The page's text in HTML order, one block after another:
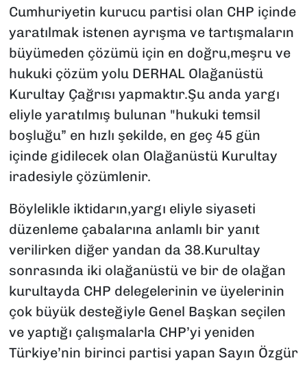
Cumhuriyetin kurucu partisi olan CHP içinde
yaratılmak istenen ayrışma ve tartışmaların
büyümeden çözümü için en doğru,meşru ve
hukuki çözüm yolu DERHAL Olağanüstü
Kurultay Çağrısı yapmaktır.Şu anda yargı
eliyle yaratılmış bulunan "hukuki temsil
boşluğu” en hızlı şekilde, en geç 45 gün
içinde gidilecek olan Olağanüstü Kurultay
iradesiyle çözümlenir.
Böylelikle iktidarın,yargı eliyle siyaseti
düzenleme çabalarına anlamlı bir yanıt
verilirken diğer yandan da 38.Kurultay
sonrasında iki olağanüstü ve bir de olağan
kurultayda CHP delegelerinin ve üyelerinin
çok büyük desteğiyle Genel Başkan seçilen
ve yaptığı çalışmalarla CHP’yi yeniden
Türkiye’nin birinci partisi yapan Sayın Özgür